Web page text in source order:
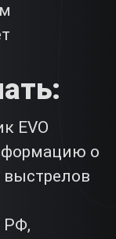
EVO
о
выстрелов
РФ,